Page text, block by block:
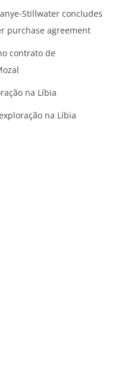
Stillwater concludes
purchase agreement
contrato de
na Líbia
na Líbia